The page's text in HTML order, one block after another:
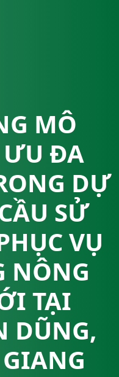
MÔ
ĐA
DỰ
SỬ
VỤ
NÔNG
TẠI
DŨNG,